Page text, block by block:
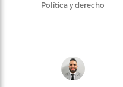
Política y derecho